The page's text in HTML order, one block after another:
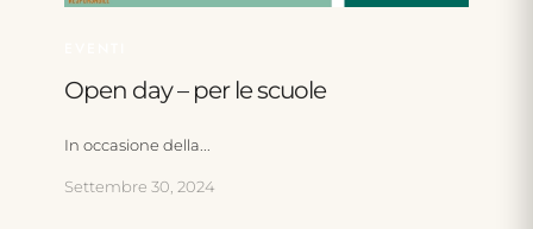
Open day – per le scuole
In occasione della...
Settembre 30, 2024